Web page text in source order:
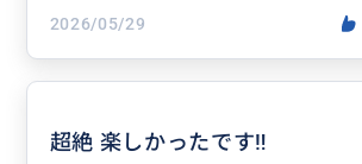
2026/05/29
超絶 楽しかったです‼️